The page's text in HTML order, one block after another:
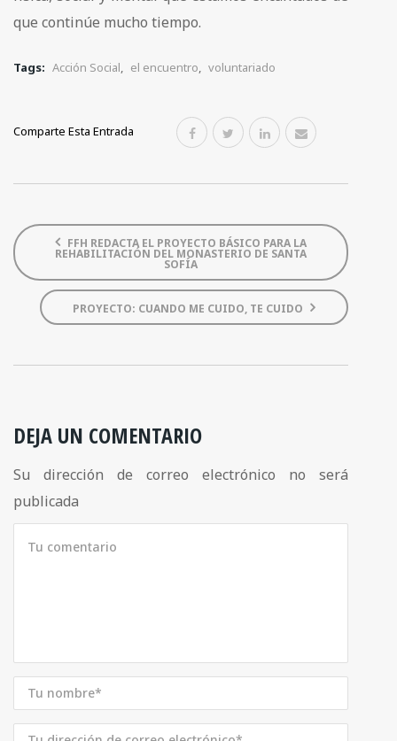
que continúe mucho tiempo.
Tags: Acción Social, el encuentro, voluntariado
Comparte Esta Entrada
FFH REDACTA EL PROYECTO BÁSICO PARA LA
REHABILITACIÓN DEL MONASTERIO DE SANTA
SOFÍA
PROYECTO: CUANDO ME CUIDO, TE CUIDO
DEJA UN COMENTARIO
Su dirección de correo electrónico no será
publicada